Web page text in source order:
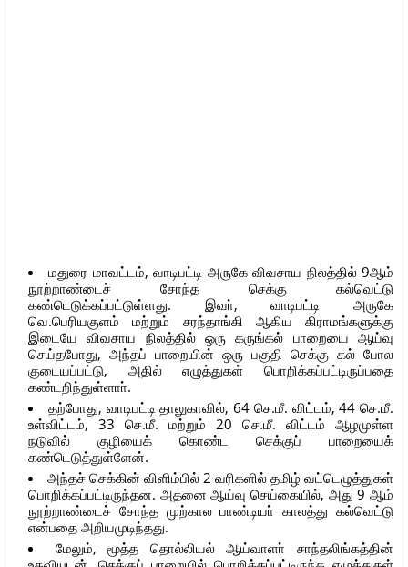
மதுரை மாவட்டம், வாடிபட்டி அருகே விவசாய நிலத்தில் 9ஆம்
நூற்றாண்டைச் சோந்த செக்கு கல்வெட்டு
கண்டெடுக்கப்பட்டுள்ளது. இவா், வாடிபட்டி அருகே
வெ.பெரியகுளம் மற்றும் சரந்தாங்கி ஆகிய கிராமங்களுக்கு
இடையே விவசாய நிலத்தில் ஒரு கருங்கல் பாறையை ஆய்வு
செய்தபோது, அந்தப் பாறையின் ஒரு பகுதி செக்கு கல் போல
குடையப்பட்டு, அதில் எழுத்துகள் பொறிக்கப்பட்டிருப்பதை
கண்டறிந்துள்ளாா்.
தற்போது, வாடிபட்டி தாலுகாவில், 64 செ.மீ. விட்டம், 44 செ.மீ.
உள்விட்டம், 33 செ.மீ. மற்றும் 20 செ.மீ. விட்டம் ஆழமுள்ள
நடுவில் குழியைக் கொண்ட செக்குப் பாறையைக்
கண்டெடுத்துள்ளேன்.
அந்தச் செக்கின் விளிம்பில் 2 வரிகளில் தமிழ் வட்டெழுத்துகள்
பொறிக்கப்பட்டிருந்தன. அதனை ஆய்வு செய்கையில், அது 9 ஆம்
நூற்றாண்டைச் சோந்த முற்கால பாண்டியா் காலத்து கல்வெட்டு
என்பதை அறியமுடிந்தது.
மேலும், மூத்த தொல்லியல் ஆய்வாளா் சாந்தலிங்கத்தின்